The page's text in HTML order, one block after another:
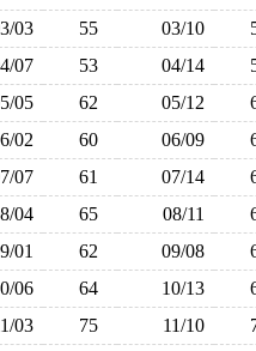
03 55 03/10
07 53 04/14
05 62 05/12
02 60 06/09
07 61 07/14
04 65 08/11
01 62 09/08
06 64 10/13
03 75 11/10